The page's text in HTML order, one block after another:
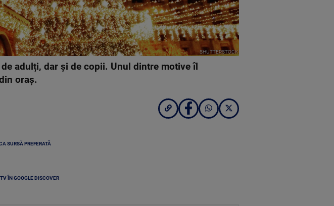
SHUTTERSTOCK
adulți, dar și de copii. Unul dintre motive îl
oraș.
SURSĂ PREFERATĂ
ÎN GOOGLE DISCOVER